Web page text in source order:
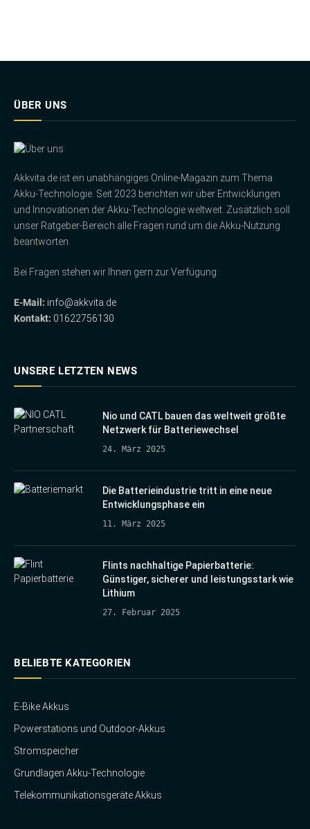
ÜBER UNS
Akkvita.de ist ein unabhängiges Online-Magazin zum Thema
Akku-Technologie. Seit 2023 berichten wir über Entwicklungen
und Innovationen der Akku-Technologie weltweit. Zusätzlich soll
unser Ratgeber-Bereich alle Fragen rund um die Akku-Nutzung
beantworten.
Bei Fragen stehen wir Ihnen gern zur Verfügung:
E-Mail: info@akkvita.de
Kontakt: 01622756130
UNSERE LETZTEN NEWS
Nio und CATL bauen das weltweit größte
Netzwerk für Batteriewechsel
24. März 2025
Die Batterieindustrie tritt in eine neue
Entwicklungsphase ein
11. März 2025
Flints nachhaltige Papierbatterie:
Günstiger, sicherer und leistungsstark wie
Lithium
27. Februar 2025
BELIEBTE KATEGORIEN
E-Bike Akkus
Powerstations und Outdoor-Akkus
Stromspeicher
Grundlagen Akku-Technologie
Telekommunikationsgeräte Akkus